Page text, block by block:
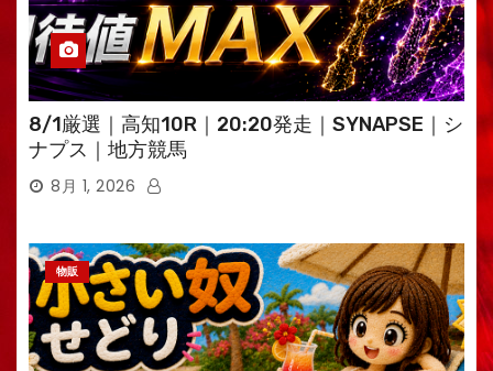
8/1厳選｜高知10R｜20:20発走｜SYNAPSE｜シ
ナプス｜地方競馬
8月 1, 2026
物販